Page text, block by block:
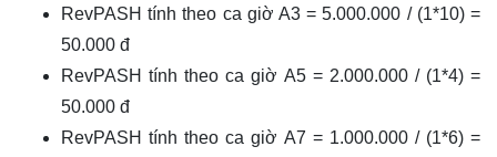
RevPASH tính theo ca giờ A3 = 5.000.000 / (1*10) =
50.000 đ
RevPASH tính theo ca giờ A5 = 2.000.000 / (1*4) =
50.000 đ
RevPASH tính theo ca giờ A7 = 1.000.000 / (1*6) =